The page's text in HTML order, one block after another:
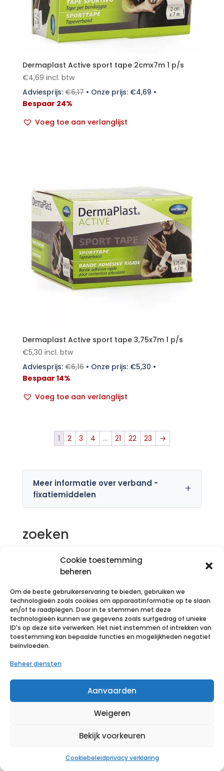
Cookie toestemming
beheren
Om de beste gebruikerservaring te bieden, gebruiken we
technologieën zoals cookies om apparaatinformatie op te slaan
en/of te raadplegen. Door in te stemmen met deze
technologieën kunnen we gegevens zoals surfgedrag of unieke
ID's op deze site verwerken. Het niet instemmen of intrekken van
toestemming kan bepaalde functies en mogelijkheden negatief
beïnvloeden.
Beheer diensten
Aanvaarden
Weigeren
Bekijk voorkeuren
Cookiebeleidprivacy verklaring
Dermaplast Active sport tape 2cmx7m 1 p/s
€4,69 incl. btw
Adviesprijs:€6,17• Onze prijs: €4,69 •
Bespaar 24%
Voeg toe aan verlanglijst
Dermaplast Active sport tape 3,75x7m 1 p/s
€5,30 incl. btw
Adviesprijs:€6,16• Onze prijs: €5,30 •
Bespaar 14%
Voeg toe aan verlanglijst
1 2 3 4 … 21 22 23 →
Meer informatie over verband -
fixatiemiddelen
zoeken
categorieën
druk- en mobiliteitszorg
kine
oncologie
handschoenen